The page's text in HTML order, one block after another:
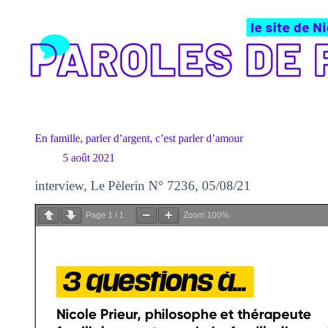
En famille, parler d’argent, c’est parler d’amour
5 août 2021
interview, Le Pèlerin N° 7236, 05/08/21
Page 1 / 1 Zoom 100%